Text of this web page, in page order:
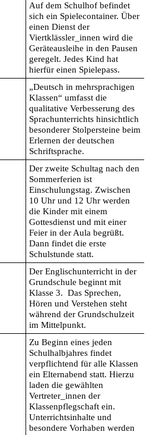
Auf dem Schulhof befindet
sich ein Spielecontainer. Über
einen Dienst der
Viertklässler_innen wird die
Geräteausleihe in den Pausen
geregelt. Jedes Kind hat
hierfür einen Spielepass.
„Deutsch in mehrsprachigen
Klassen“ umfasst die
qualitative Verbesserung des
Sprachunterrichts hinsichtlich
besonderer Stolpersteine beim
Erlernen der deutschen
Schriftsprache.
Der zweite Schultag nach den
Sommerferien ist
Einschulungstag. Zwischen
10 Uhr und 12 Uhr werden
die Kinder mit einem
Gottesdienst und mit einer
Feier in der Aula begrüßt.
Dann findet die erste
Schulstunde statt.
Der Englischunterricht in der
Grundschule beginnt mit
Klasse 3. Das Sprechen,
Hören und Verstehen steht
während der Grundschulzeit
im Mittelpunkt.
Zu Beginn eines jeden
Schulhalbjahres findet
verpflichtend für alle Klassen
ein Elternabend statt. Hierzu
laden die gewählten
Vertreter_innen der
Klassenpflegschaft ein.
Unterrichtsinhalte und
besondere Vorhaben werden